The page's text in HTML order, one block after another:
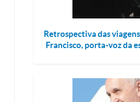
Retrospectiva das
Francisco, porta-voz da